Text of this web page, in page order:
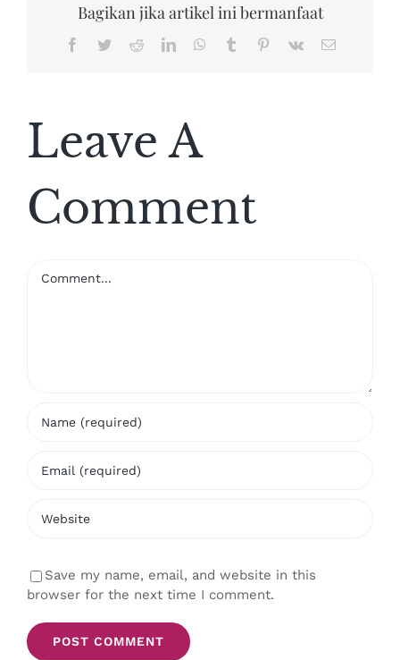
Bagikan jika artikel ini bermanfaat
Facebook
TwitterRedditLinkedInWhatsApp
Tumblr Pinterest
Vk Email
Leave A
Comment
Save my name, email, and website in this
browser for the next time I comment.